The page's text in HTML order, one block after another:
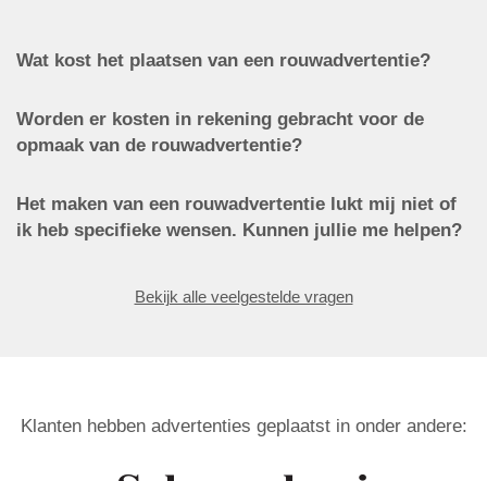
Wat kost het plaatsen van een rouwadvertentie?
Worden er kosten in rekening gebracht voor de
opmaak van de rouwadvertentie?
Het maken van een rouwadvertentie lukt mij niet of
ik heb specifieke wensen. Kunnen jullie me helpen?
Bekijk alle veelgestelde vragen
Klanten hebben advertenties geplaatst in onder andere: